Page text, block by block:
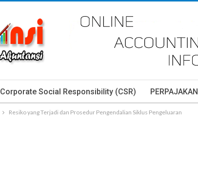
Corporate Social Responsibility (CSR) PERPAJAKAN
Resiko yang Terjadi dan Prosedur Pengendalian Siklus Pengeluaran